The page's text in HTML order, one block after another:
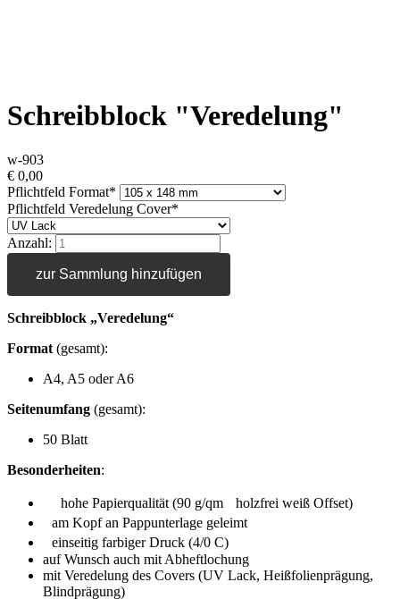
Schreibblock "Veredelung"
w-903
€ 0,00
Pflichtfeld Format*
Pflichtfeld Veredelung Cover*
Anzahl:
zur Sammlung hinzufügen
Schreibblock „Veredelung“
Format (gesamt):
A4, A5 oder A6
Seitenumfang (gesamt):
50 Blatt
Besonderheiten:
hohe Papierqualität (90 g/qm holzfrei weiß Offset)
am Kopf an Pappunterlage geleimt
einseitig farbiger Druck (4/0 C)
auf Wunsch auch mit Abheftlochung
mit Veredelung des Covers (UV Lack, Heißfolienprägung,
Blindprägung)